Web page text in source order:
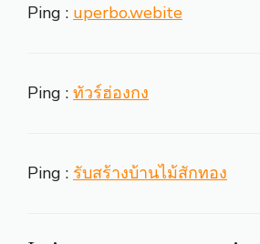
Ping : uperbo.webite
Ping : ทัวร์ฮ่องกง
Ping : รับสร้างบ้านไม้สักทอง